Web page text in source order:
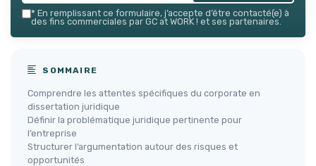
* En remplissant ce formulaire, j’accepte d’être contacté(e) à
des fins commerciales par GC at WORK ! et ses partenaires.
SOMMAIRE
Comprendre les attentes spécifiques du corporate en
dissertation juridique
Définir la problématique juridique pertinente pour
l’entreprise
Structurer l’argumentation autour des risques et
opportunités